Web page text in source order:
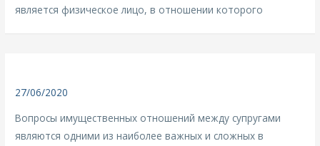
является физическое лицо, в отношении которого
27/06/2020
Вопросы имущественных отношений между супругами
являются одними из наиболее важных и сложных в